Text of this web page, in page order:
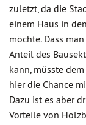
zuletzt, da die
einem Haus in
möchte. Dass
Anteil des
kann, müsste
hier die Chance
Dazu ist es aber
Vorteile von